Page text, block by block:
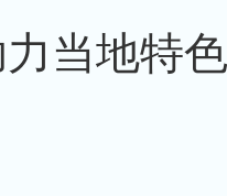
当地特